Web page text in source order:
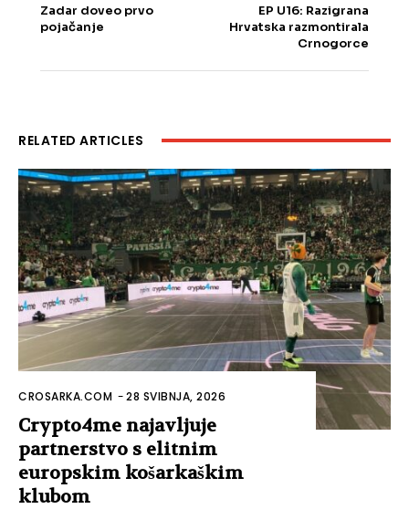
Zadar doveo prvo
pojačanje
EP U16: Razigrana
Hrvatska razmontirala
Crnogorce
RELATED ARTICLES
CROSARKA.COM -28 SVIBNJA, 2026
Crypto4me najavljuje
partnerstvo s elitnim
europskim košarkaškim
klubom